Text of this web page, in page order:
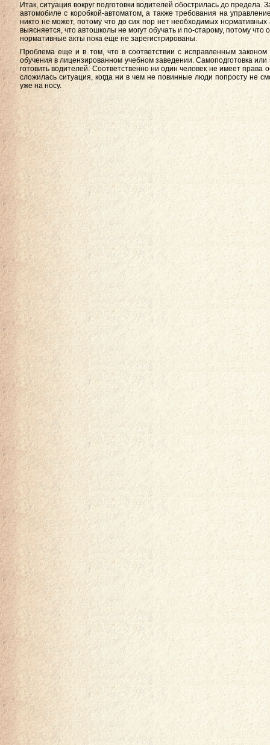
Итак, ситуация вокруг подготовки водителей обострилась до
автомобиле с коробкой-автоматом, а также требования на
никто не может, потому что до сих пор нет необходимых
выясняется, что автошколы не могут обучать и по-старому, потому
нормативные акты пока еще не зарегистрированы.
Проблема еще и в том, что в соответствии с исправленным
обучения в лицензированном учебном заведении. Самоподготовка
готовить водителей. Соответственно ни один человек не имеет
сложилась ситуация, когда ни в чем не повинные люди попросту не
уже на носу.